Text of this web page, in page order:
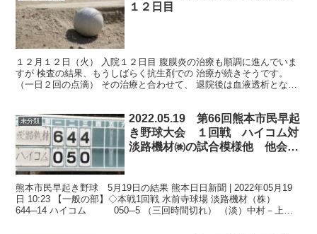
１２日目
１２月１２日（火） 入院１２日目 腹膜炎の治療も順調に進んでいま
すが 検査の結果、もうしばらく抗生剤での 治療が続きそうです。
（一日２回の点滴） その治療と合わせて、 退院後は血液透析となり
未分類
2022.05.19 第66回熊本市民早起
き野球大会 １回戦 ハイコム対
淡路機材㈱の試合模様他 他会場
熊本市民早起き野球 5月19日の結果 熊本日日新聞 | 2022年05月19
日 10:23 【一般の部】◇本戦1回戦 水前寺球場 淡路機材（株）
644─14 ハイコム 050─5 （三回時間切れ） （淡）中村－上村